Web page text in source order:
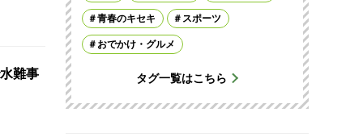
難事
青春のキセキ スポーツ
おでかけ・グルメ
タグ一覧はこちら